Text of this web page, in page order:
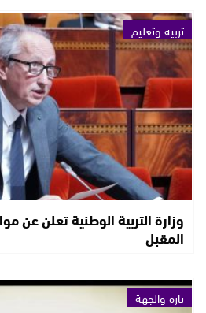
تربية وتعليم
وزارة التربية الوطنية تعلن عن
المقبل
تازة والجهة